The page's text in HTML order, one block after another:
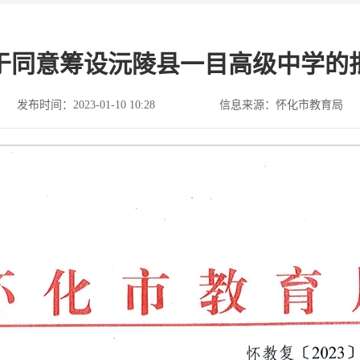
同意筹设沅陵县一目高级中学的
发布时间：2023-01-10 10:28 信息来源：怀化市教育局